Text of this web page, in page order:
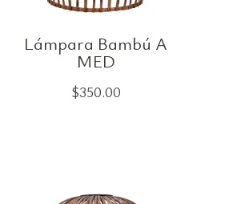
Lámpara Bambú A
MED
$350.00